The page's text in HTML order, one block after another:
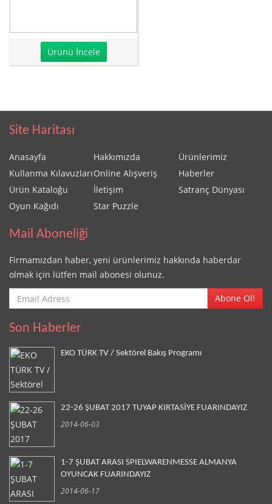
Ürünü İncele
Site Haritası
Anasayfa Hakkımızda
Ürünlerimiz
Kullanma KılavuzlarıOnline Alışveriş
Haberler
Ürün Kataloğu
İletişim
Satranç Dünyası
Oyun Kağıdı
Star Puzzle
Mail Aboneliği
Firmamızdan haber, yeni ürünlerimiz hakkında haberdar
olmak için lütfen mail abonesi olunuz.
Abone Ol!
Son Haberler
EKO TÜRK TV / Sektörel Bakış Programı
22-26 ŞUBAT 2017 TUYAP KIRTASİYE FUARINDAYIZ
2014-06-03
1-7 ŞUBAT ARASI SPIELWARENMESSE ALMANYA
OYUNCAK FUARINDAYIZ
2014-06-17